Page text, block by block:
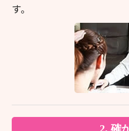
す。
2. 確